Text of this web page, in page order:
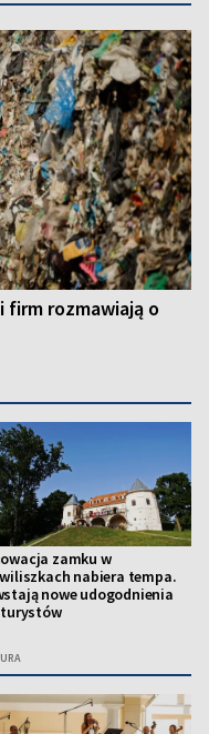
rozmawiają o
zamku w
nabiera tempa.
nowe udogodnienia